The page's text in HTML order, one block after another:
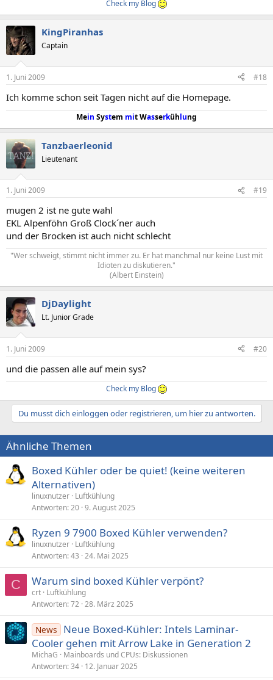
Check my Blog
KingPiranhas
Captain
1. Juni 2009 #18
Ich komme schon seit Tagen nicht auf die Homepage.
Mein System mit Wasserkühlung
Tanzbaerleonid
Lieutenant
1. Juni 2009 #19
mugen 2 ist ne gute wahl
EKL Alpenföhn Groß Clock´ner auch
und der Brocken ist auch nicht schlecht
"Wer schweigt, stimmt nicht immer zu. Er hat manchmal nur keine Lust mit
Idioten zu diskutieren."
(Albert Einstein)​
DjDaylight
Lt. Junior Grade
1. Juni 2009 #20
und die passen alle auf mein sys?
Check my Blog
Du musst dich einloggen oder registrieren, um hier zu antworten.
Ähnliche Themen
Boxed Kühler oder be quiet! (keine weiteren
Alternativen)
linuxnutzer Luftkühlung
Antworten 20 9. August 2025
Ryzen 9 7900 Boxed Kühler verwenden?
linuxnutzer Luftkühlung
Antworten 43 24. Mai 2025
C Warum sind boxed Kühler verpönt?
crt Luftkühlung
Antworten 72 28. März 2025
News
Neue Boxed-Kühler: Intels Laminar-
Cooler gehen mit Arrow Lake in Generation 2
MichaG
Mainboards und CPUs: Diskussionen
Antworten 34 12. Januar 2025